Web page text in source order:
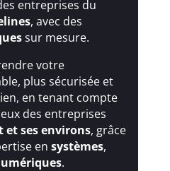
entreprises du
, avec des
sur mesure.
votre
plus sécurisée et
en tenant compte
des entreprises
et ses environs, grâce
en systèmes,
.